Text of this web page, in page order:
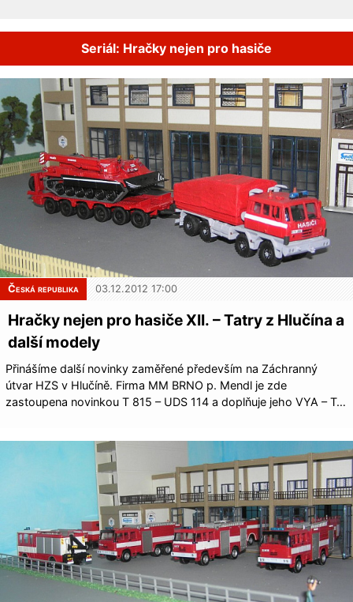
Seriál: Hračky nejen pro hasiče
Česká republika 03.12.2012 17:00
Hračky nejen pro hasiče XII. – Tatry z Hlučína a
další modely
Přinášíme další novinky zaměřené především na Záchranný
útvar HZS v Hlučíně. Firma MM BRNO p. Mendl je zde
zastoupena novinkou T 815 – UDS 114 a doplňuje jeho VYA – T…